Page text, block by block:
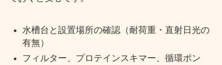
水槽台と設置場所の確認（耐荷重・直射日光の
有無）
フィルター、プロテインスキマー、循環ポン